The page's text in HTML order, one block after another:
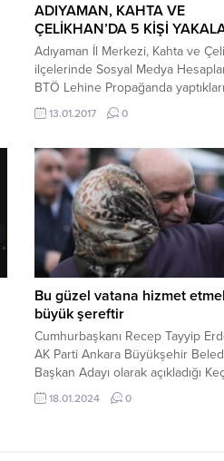
ADIYAMAN, KAHTA VE
ÇELİKHAN’DA 5 KİŞİ
Adıyaman İl Merkezi, Kahta ve
ilçelerinde Sosyal Medya
BTÖ Lehine Propağanda yaptıkları
belirlenen 5 kişi yakalandı. 5 KİŞİ
YAKALANDI. Adıyaman İl Jandarma
sonucunda Adıyaman Cumhuriyet
Başsavcılığının talimatı ile 11
günü İl Merkez, Çelikhan ve Kahta
ilçelerinde başlatılan
sosyal paylaşım siteleri
13.01.2017 0
Bu güzel vatana hizmet
büyük şereftir
Cumhurbaşkanı Recep Tayyip
AK Parti Ankara Büyükşehir
Başkan Adayı olarak açıkladığı
Belediye Başkanı Turgut Altınok
verdi. 18 Ocak 2024, 16:12
18.01.2024 0